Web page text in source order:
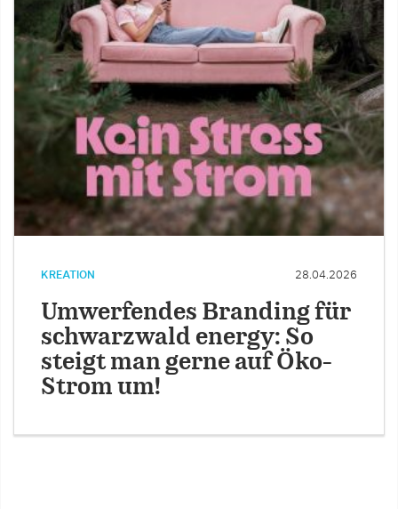
KREATION 28.04.2026
Umwerfendes Branding für
schwarzwald energy: So
steigt man gerne auf Öko-
Strom um!